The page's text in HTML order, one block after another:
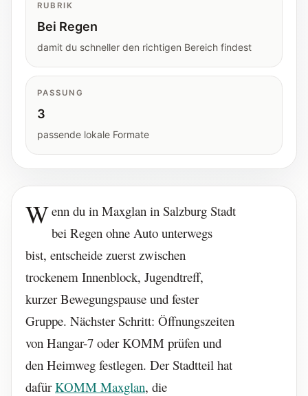
Was neu, geprüft oder erweitert wurde.
RUBRIK
Bei Regen
damit du schneller den richtigen Bereich findest
PASSUNG
3
passende lokale Formate
Wenn du in Maxglan in Salzburg Stadt
bei Regen ohne Auto unterwegs
bist, entscheide zuerst zwischen
trockenem Innenblock, Jugendtreff,
kurzer Bewegungspause und fester
Gruppe. Nächster Schritt: Öffnungszeiten
von Hangar-7 oder KOMM prüfen und
den Heimweg festlegen. Der Stadtteil hat
dafürKOMM Maxglan, die